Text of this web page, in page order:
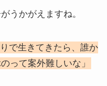
うかがえますね。
りで生きてきたら、誰か
って案外難しいな」